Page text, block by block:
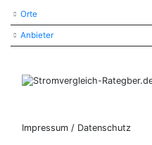
Orte
Anbieter
Impressum / Datenschutz